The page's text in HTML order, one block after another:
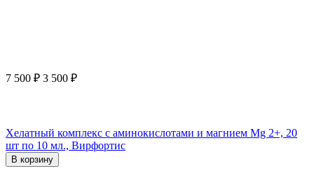
7 500 ₽ 3 500 ₽
Хелатный комплекс с аминокислотами и магнием Mg 2+, 20
шт по 10 мл., Вирфортис
В корзину